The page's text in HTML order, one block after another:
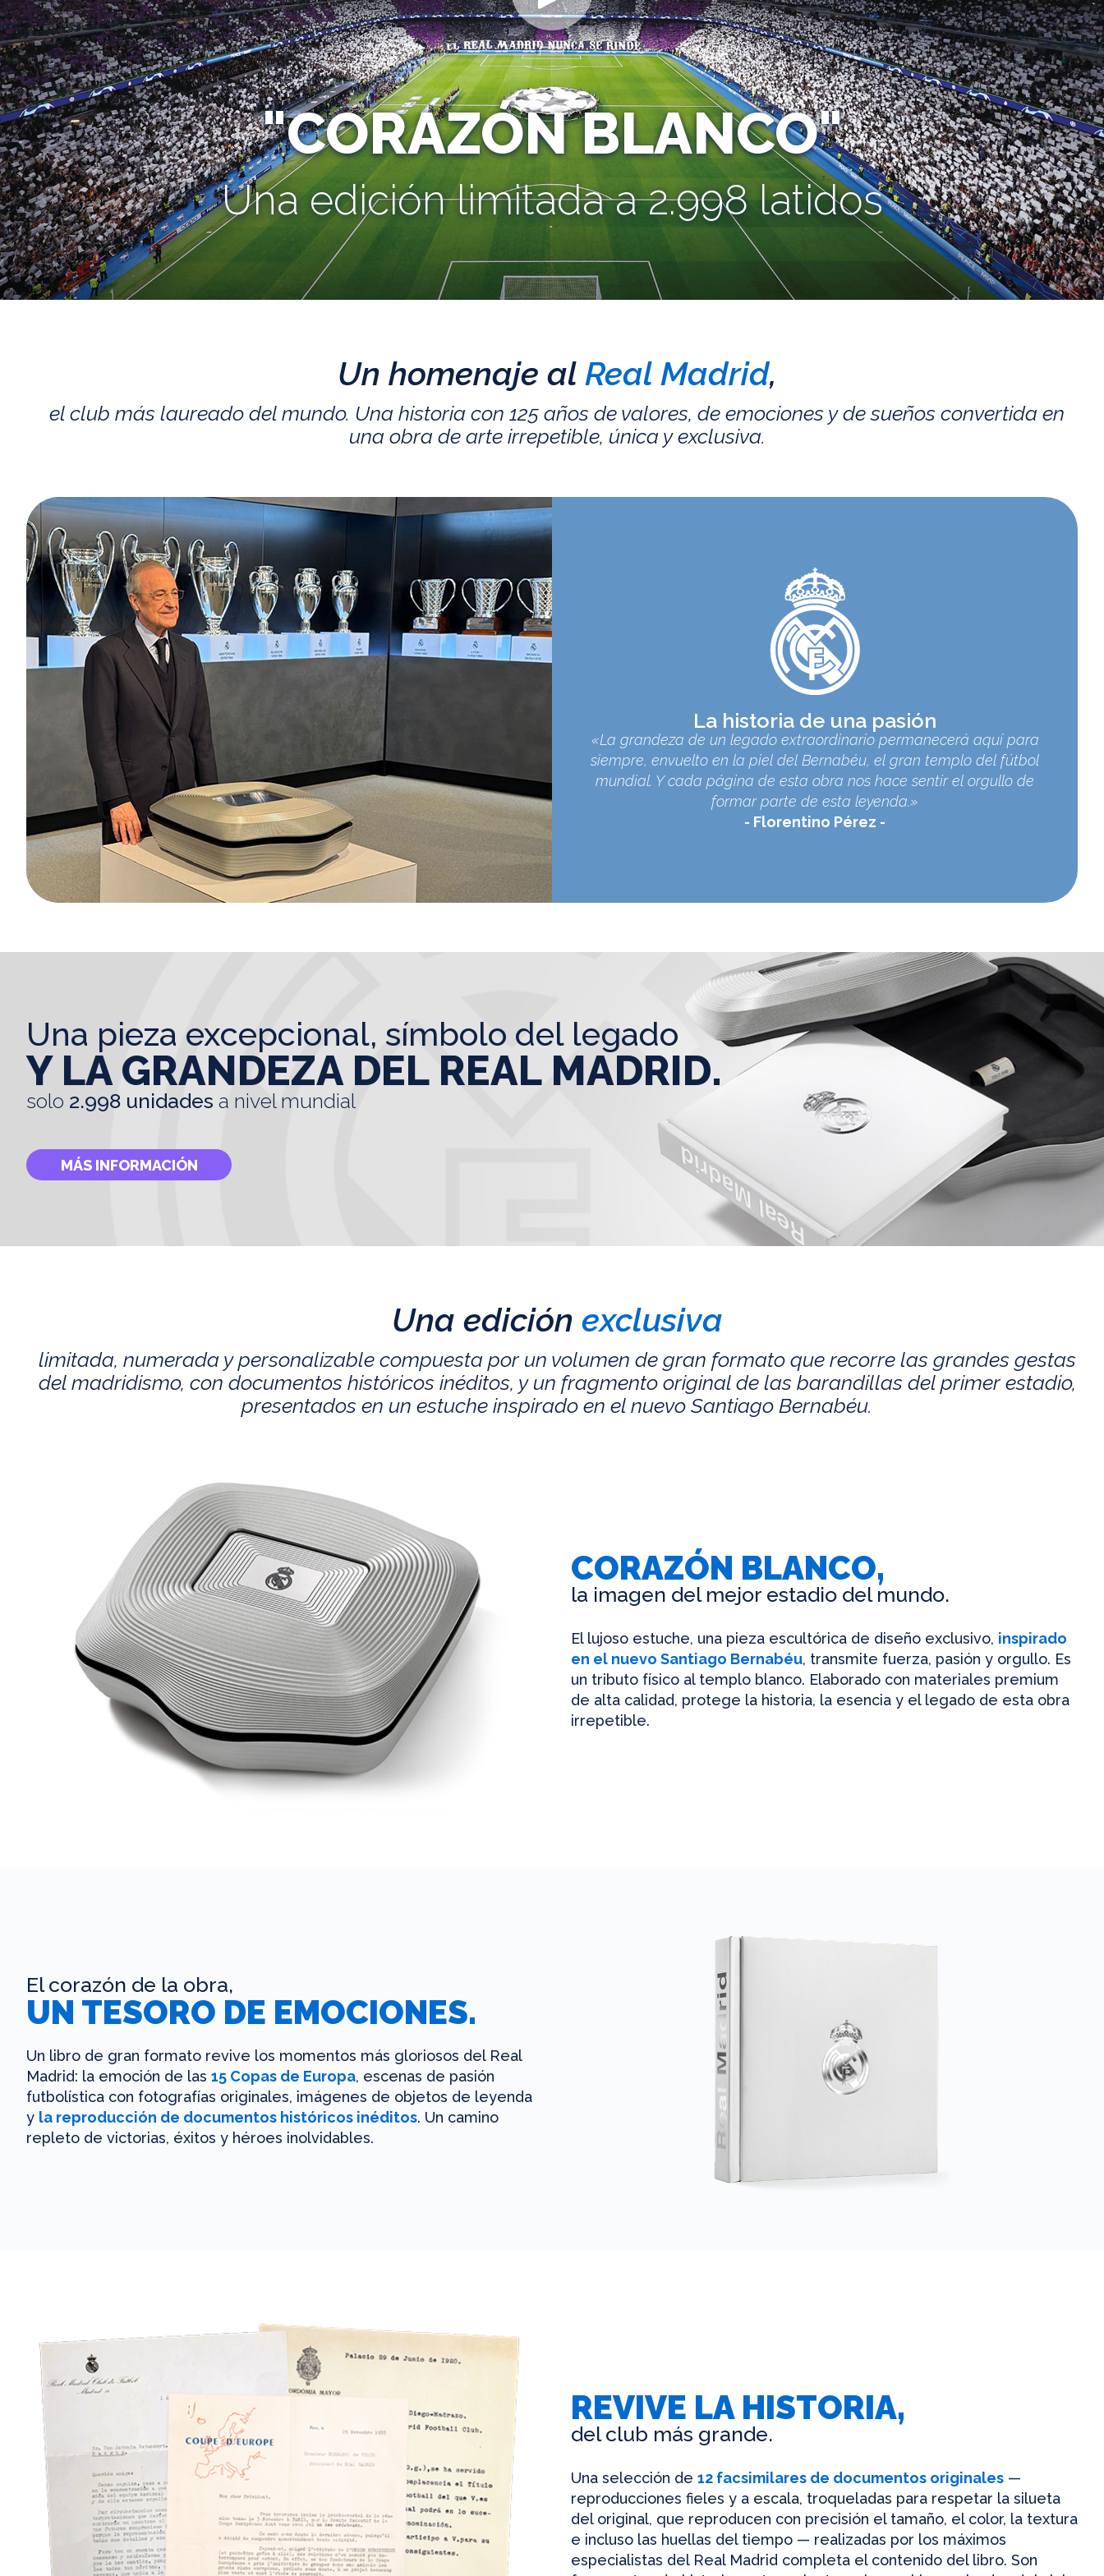
"CORAZÓN BLANCO"
Una edición limitada a 2.998 latidos
Un homenaje al Real Madrid,
el club más laureado del mundo. Una historia con 125 años de valores, de emociones y de sueños convertida en
una obra de arte irrepetible, única y exclusiva.
La historia de una pasión
«La grandeza de un legado extraordinario permanecerá aquí para
siempre, envuelto en la piel del Bernabéu, el gran templo del fútbol
mundial. Y cada página de esta obra nos hace sentir el orgullo de
formar parte de esta leyenda.»
Florentino Pérez
una pieza excepcional, símbolo del legado
Y LA GRANDEZA DEL REAL MADRID.
solo 2.998 unidades a nivel mundial
MÁS INFORMACIÓN
Una edición exclusiva
limitada, numerada y personalizable compuesta por un volumen de gran formato que recorre las grandes gestas
del madridismo, con documentos históricos inéditos, y un fragmento original de las barandillas del primer estadio,
presentados en un estuche inspirado en el nuevo Santiago Bernabéu.
CORAZÓN BLANCO,
la imagen del mejor estadio del mundo.
El lujoso estuche, una pieza escultórica de diseño exclusivo, inspirado
en el nuevo Santiago Bernabéu, transmite fuerza, pasión y orgullo. Es
un tributo físico al templo blanco. Elaborado con materiales premium
de alta calidad, protege la historia, la esencia y el legado de esta obra
irrepetible.
El corazón de la obra,
UN TESORO DE EMOCIONES.
Un libro de gran formato revive los momentos más gloriosos del Real
Madrid: la emoción de las 15 Copas de Europa, escenas de pasión
futbolística con fotografías originales, imágenes de objetos de leyenda
y la reproducción de documentos históricos inéditos. Un camino
repleto de victorias, éxitos y héroes inolvidables.
REVIVE LA HISTORIA,
del club más grande.
Una selección de 12 facsimilares de documentos originales —
reproducciones fieles y a escala, troqueladas para respetar la silueta
del original, que reproducen con precisión el tamaño, el color, la textura
e incluso las huellas del tiempo — realizadas por los máximos
especialistas del Real Madrid completa el contenido del libro. Son